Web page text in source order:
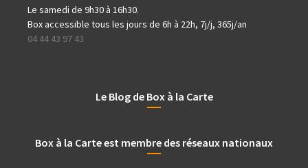
Le samedi de 9h30 à 16h30.
Box accessible tous les jours de 6h à 22h, 7j/j, 365j/an
04 44 43 97 43
Le Blog de Box à la Carte
Box à la Carte est membre des réseaux nationaux